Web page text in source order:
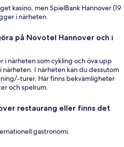
kasino, men SpielBank Hannover (19
i närheten.
på Novotel Hannover och i
i närheten som cykling och öva upp
närheten. I närheten kan du dessutom
turer. Här finns bekvämligheter
och spelrum.
restaurang eller finns det
gastronomi.